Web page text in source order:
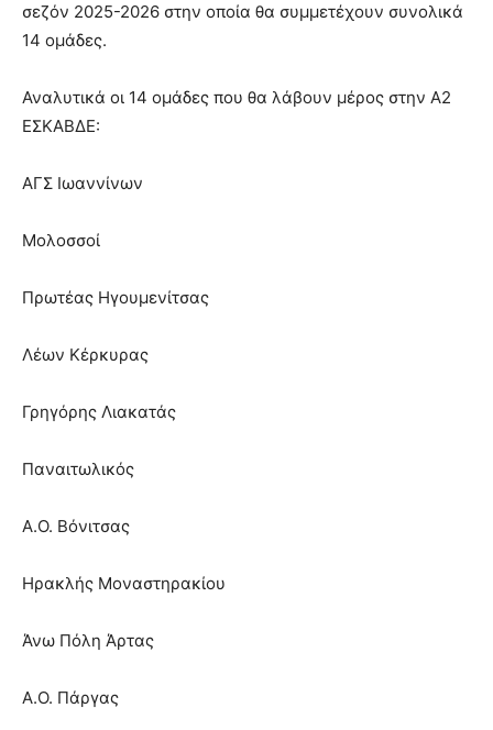
σεζόν 2025-2026 στην οποία θα συμμετέχουν συνολικά
14 ομάδες.
Αναλυτικά οι 14 ομάδες που θα λάβουν μέρος στην Α2
ΕΣΚΑΒΔΕ:
ΑΓΣ Ιωαννίνων
Μολοσσοί
Πρωτέας Ηγουμενίτσας
Λέων Κέρκυρας
Γρηγόρης Λιακατάς
Παναιτωλικός
Α.Ο. Βόνιτσας
Ηρακλής Μοναστηρακίου
Άνω Πόλη Άρτας
Α.Ο. Πάργας